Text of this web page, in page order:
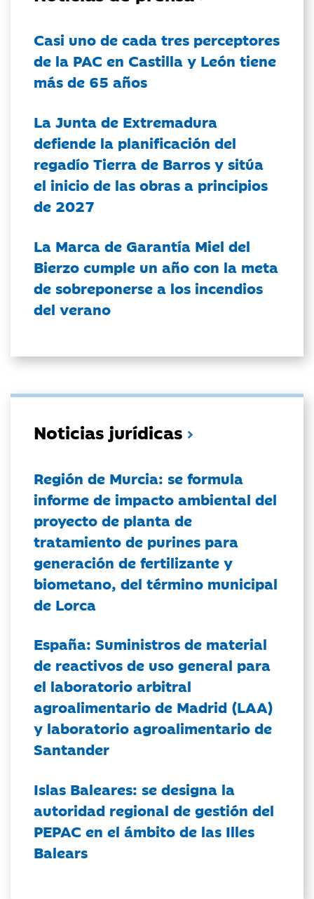
Casi uno de cada tres perceptores
de la PAC en Castilla y León tiene
más de 65 años
La Junta de Extremadura
defiende la planificación del
regadío Tierra de Barros y sitúa
el inicio de las obras a principios
de 2027
La Marca de Garantía Miel del
Bierzo cumple un año con la meta
de sobreponerse a los incendios
del verano
Noticias jurídicas
Región de Murcia: se formula
informe de impacto ambiental del
proyecto de planta de
tratamiento de purines para
generación de fertilizante y
biometano, del término municipal
de Lorca
España: Suministros de material
de reactivos de uso general para
el laboratorio arbitral
agroalimentario de Madrid (LAA)
y laboratorio agroalimentario de
Santander
Islas Baleares: se designa la
autoridad regional de gestión del
PEPAC en el ámbito de las Illes
Balears